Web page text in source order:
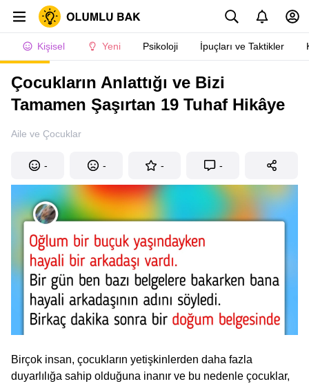
Kişisel Yeni Psikoloji İpuçları ve Taktikler
Çocukların Anlattığı ve Bizi
Tamamen Şaşırtan 19 Tuhaf Hikâye
Aile ve Çocuklar
- - - -
Birçok insan, çocukların yetişkinlerden daha fazla
duyarlılığa sahip olduğuna inanır ve bu nedenle çocuklar,